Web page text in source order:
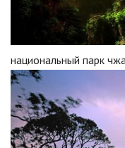
национальный парк